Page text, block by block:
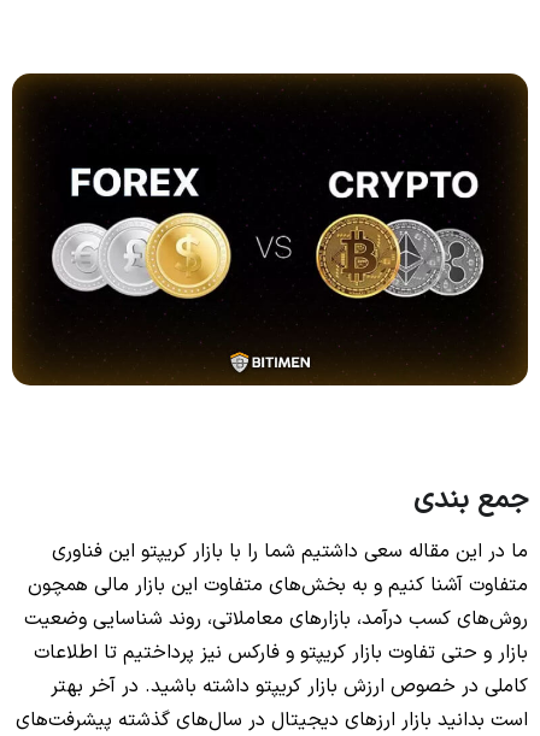
جمع بندی
ما در این مقاله سعی داشتیم شما را با بازار کریپتو این فناوری
متفاوت آشنا کنیم و به بخش‌های متفاوت این بازار مالی همچون
روش‌های کسب درآمد، بازارهای معاملاتی، روند شناسایی وضعیت
بازار و حتی تفاوت بازار کریپتو و فارکس نیز پرداختیم تا اطلاعات
کاملی در خصوص ارزش بازار کریپتو داشته باشید. در آخر بهتر
است بدانید بازار ارزهای دیجیتال در سال‌های گذشته پیشرفت‌های